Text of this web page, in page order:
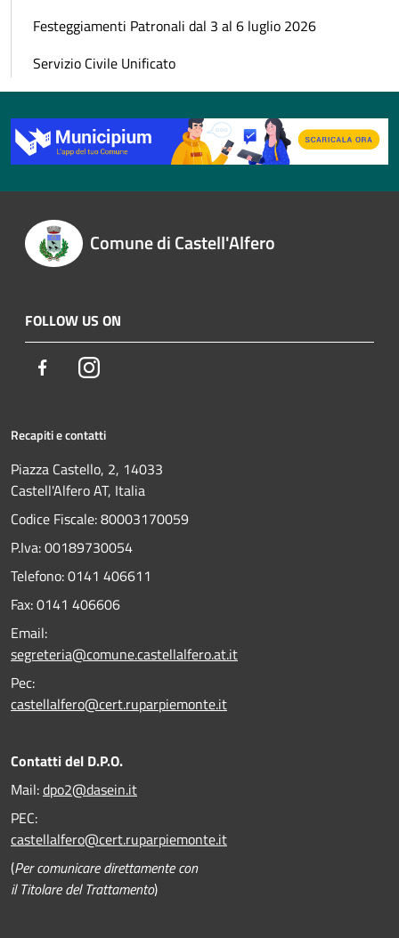
Festeggiamenti Patronali dal 3 al 6 luglio 2026
Servizio Civile Unificato
Comune di Castell'Alfero
FOLLOW US ON
FacebookInstagram
Recapiti e contatti
Piazza Castello, 2, 14033
Castell'Alfero AT, Italia
Codice Fiscale: 80003170059
P.Iva: 00189730054
Telefono:0141 406611
Fax:0141 406606
Email:
segreteria@comune.castellalfero.at.it
Pec:
castellalfero@cert.ruparpiemonte.it
Contatti del D.P.O.
Mail:dpo2@dasein.it
PEC:
castellalfero@cert.ruparpiemonte.it
(Per comunicare direttamente con
il Titolare del Trattamento)